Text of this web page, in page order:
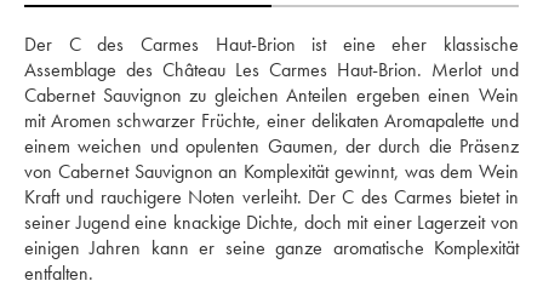
Der C des Carmes Haut-Brion ist eine eher klassische
Assemblage des Château Les Carmes Haut-Brion. Merlot und
Cabernet Sauvignon zu gleichen Anteilen ergeben einen Wein
mit Aromen schwarzer Früchte, einer delikaten Aromapalette und
einem weichen und opulenten Gaumen, der durch die Präsenz
von Cabernet Sauvignon an Komplexität gewinnt, was dem Wein
Kraft und rauchigere Noten verleiht. Der C des Carmes bietet in
seiner Jugend eine knackige Dichte, doch mit einer Lagerzeit von
einigen Jahren kann er seine ganze aromatische Komplexität
entfalten.